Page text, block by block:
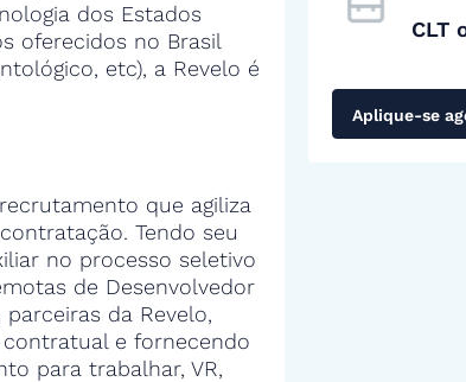
dos Estados
oferecidos no Brasil
etc), a Revelo é
que agiliza
Tendo seu
no processo seletivo
de Desenvolvedor
da Revelo,
e fornecendo
para trabalhar, VR,
CLT
Aplique-se